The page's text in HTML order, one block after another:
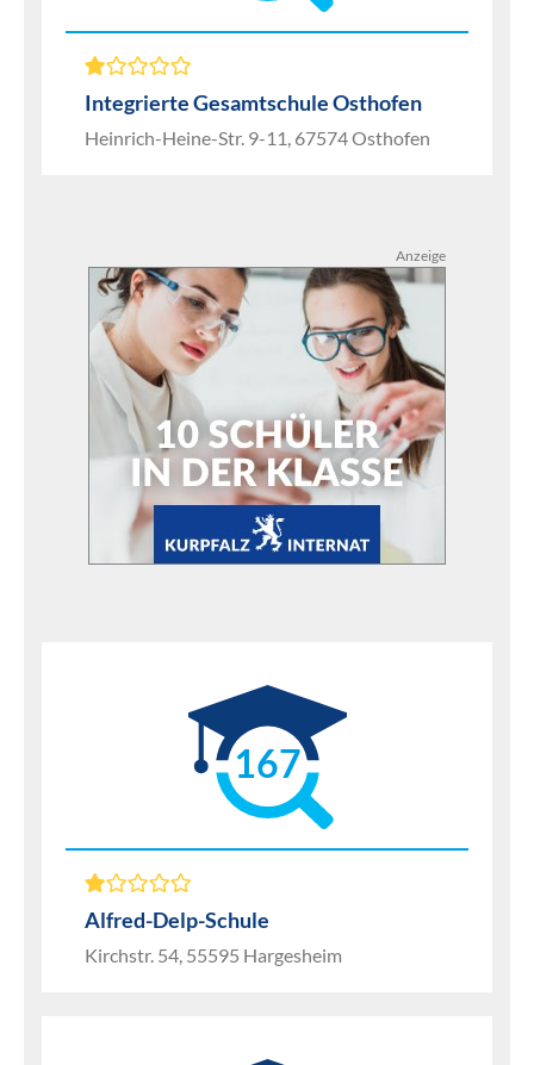
Integrierte Gesamtschule Osthofen
Heinrich-Heine-Str. 9-11, 67574 Osthofen
Anzeige
167
Alfred-Delp-Schule
Kirchstr. 54, 55595 Hargesheim